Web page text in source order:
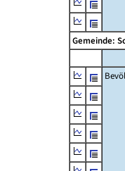
Gemeinde: